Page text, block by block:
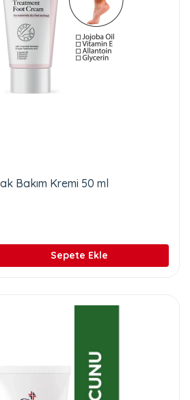
Bakım Kremi 50 ml
Sepete Ekle